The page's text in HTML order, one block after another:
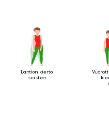
Lantion kierto
seisten